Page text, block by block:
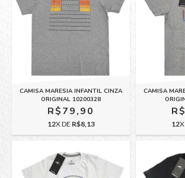
CAMISA MARESIA INFANTIL CINZA
ORIGINAL 10200328
R$79,90
12X DE R$8,13
CAMISA
12X